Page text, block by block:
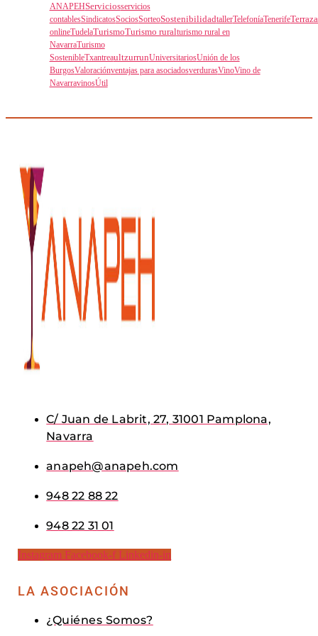
ANAPEHServiciosservicios
contablesSindicatosSociosSorteoSostenibilidadtallerTelefoníaTenerife
onlineTudelaTurismoTurismo ruralturismo rural en
NavarraTurismo
SostenibleTxantreaultzurrunUniversitariosUnión de los
BurgosValoraciónventajas para asociadosverdurasVinoVino de
NavarravinosÚtil
C/ Juan de Labrit, 27, 31001 Pamplona,
Navarra
anapeh@anapeh.com
948 22 88 22
948 22 31 01
Instagram Facebook-f Linkedin-in
LA ASOCIACIÓN
¿Quiénes Somos?